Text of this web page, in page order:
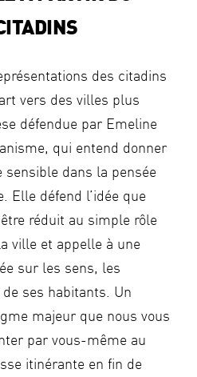
des citadins
vers des villes plus
défendue par Emeline
qui entend donner
dans la pensée
Elle défend l’idée que
réduit au simple rôle
ville et appelle à une
sur les sens, les
ses habitants. Un
majeur que nous vous
par vous-même au
itinérante en fin de